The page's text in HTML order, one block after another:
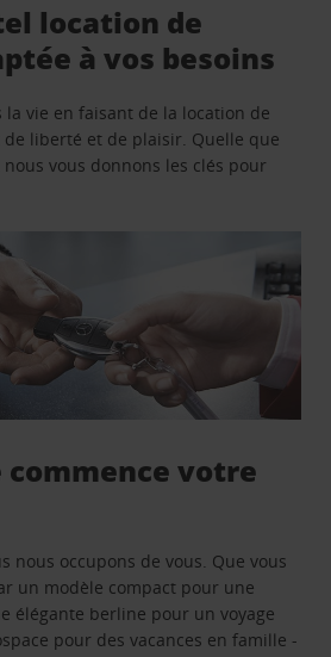
location de
à vos besoins
vie en faisant de la location de
liberté et de plaisir. Quelle que
vous donnons les clés pour
commence votre
nous occupons de vous. Que vous
un modèle compact pour une
élégante berline pour un voyage
pour des vacances en famille -